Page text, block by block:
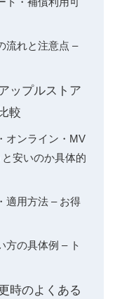
流れと注意点 –
ップルストア
較
オンライン・MV
安いのか具体的
適用方法 – お得
方の具体例 – ト
時のよくある